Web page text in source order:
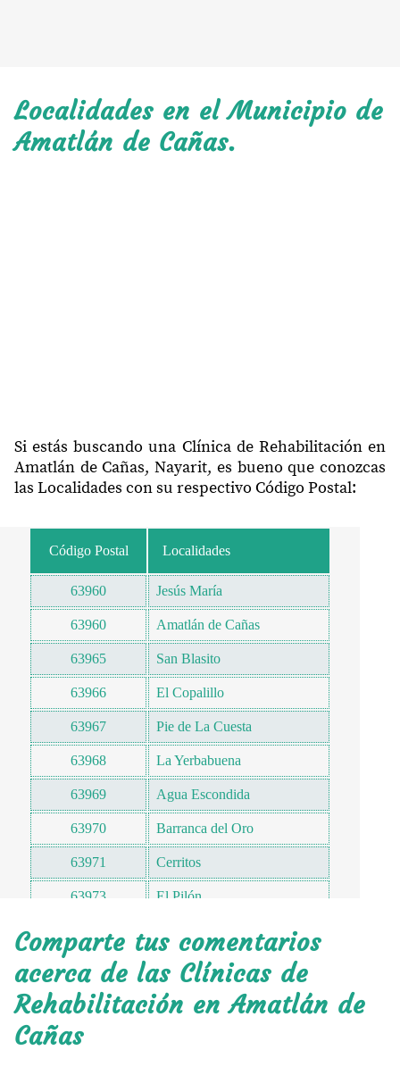
Localidades en el Municipio de
Amatlán de Cañas.
Si estás buscando una Clínica de Rehabilitación en
Amatlán de Cañas, Nayarit, es bueno que conozcas
las Localidades con su respectivo Código Postal:
Código Postal Localidades
63960 Jesús María
63960 Amatlán de Cañas
63965 San Blasito
63966 El Copalillo
63967 Pie de La Cuesta
63968 La Yerbabuena
63969 Agua Escondida
63970 Barranca del Oro
63971 Cerritos
63973 El Pilón
Los Agrios
63975 Mezquites
63980
Comparte tus comentarios
acerca de las Clínicas de
Rehabilitación en Amatlán de
Cañas